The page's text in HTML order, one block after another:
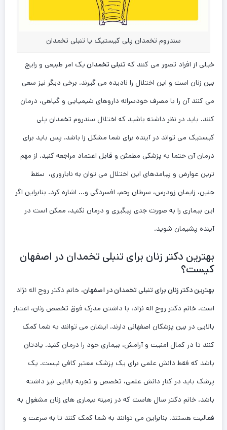
سندروم تخمدان پلی کیستیک یا تنبلی تخمدان
خیلی از افراد تصور می کنند که تنبلی تخمدان یک امر طبیعی و رایج
بین زنان است و این اختلال را نادیده می گیرند. برخی دیگر نیز سعی
می کنند آن را با مصرف خودسرانه داروهای شیمیایی و گیاهی، درمان
کنند. باید در نظر داشته باشید که اختلال سندروم تخمدان پلی
کیستیک می تواند در آینده برای شما مشکل زا باشد. پس باید برای
درمان آن حتما به پزشکی مطمئن و قابل اعتماد مراجعه کنید. از مهم
ترین عوارض و پیامدهای این اختلال می توان به ناباروری، سقط
جنین، زایمان زودرس، سرطان رحم، افسردگی و… اشاره کرد. بنابراین اگر
این بیماری را به صورت جدی پیگیری و درمان نکنید، ممکن است در
آینده پشیمان شوید.
بهترین دکتر زنان برای تنبلی تخمدان در اصفهان
کیست؟
بهترین دکتر زنان برای تنبلی تخمدان در اصفهان، خانم دکتر روح اله نژاد
است. خانم دکتر روح اله نژاد، با داشتن مدرک فوق تخصص زنان، اعتبار
بالایی در بین پزشکان اصفهانی دارند. ایشان می توانند به شما کمک
کنند تا در کمال امنیت و آرامش، بیماری خود را درمان کنید. یادتان
باشد که فقط دانش علمی برای یک پزشک معتبر کافی نیست. یک
پزشک باید در کنار دانش علمی، تخصص و تجربه بالایی نیز داشته
باشد. خانم دکتر سال هاست که در زمینه بیماری های زنان مشغول به
فعالیت هستند. بنابراین می توانند به شما کمک کنند تا به سرعت و